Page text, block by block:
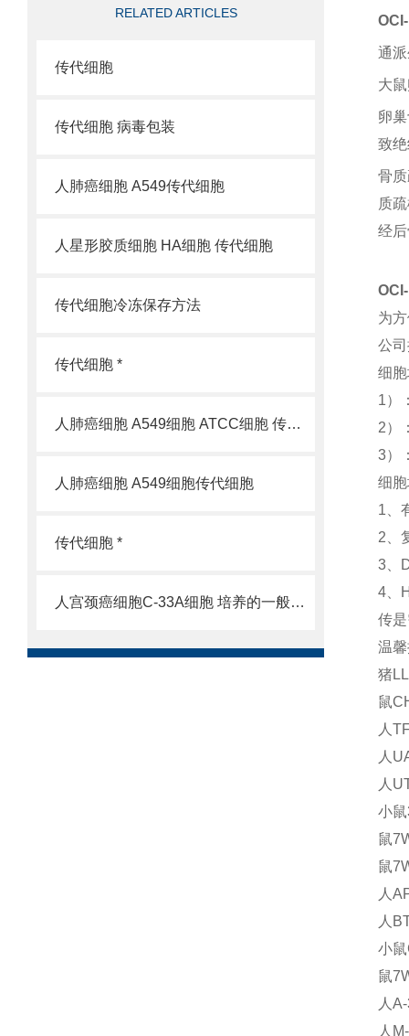
RELATED ARTICLES
传代细胞
传代细胞 病毒包装
人肺癌细胞 A549传代细胞
人星形胶质细胞 HA细胞 传代细胞
传代细胞冷冻保存方法
传代细胞 *
人肺癌细胞 A549细胞 ATCC细胞 传代细胞
人肺癌细胞 A549细胞传代细胞
传代细胞 *
人宫颈癌细胞C-33A细胞 培养的一般过程
通
大
卵
致
骨
质
经
为
公
细
1）
2）
3）
细
1、
2、
3、
4、
传
温
猪
鼠
人
人
人
小
鼠
鼠
人
人
小
鼠
人
人